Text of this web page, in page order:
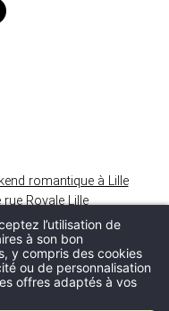
romantique à Lille
Royale Lille
Lille
Vieux Lille
DE
l’utilisation de
à son bon
y compris des cookies
ou de personnalisation
offres adaptés à vos